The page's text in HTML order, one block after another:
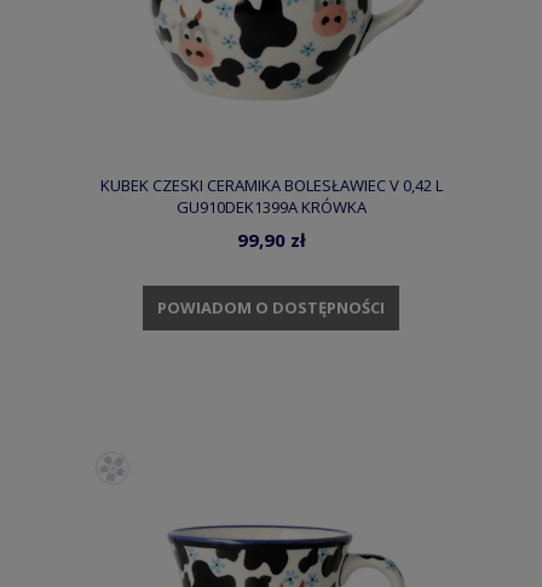
KUBEK CZESKI CERAMIKA BOLESŁAWIEC V 0,42 L
GU910DEK1399A KRÓWKA
99,90 zł
POWIADOM O DOSTĘPNOŚCI